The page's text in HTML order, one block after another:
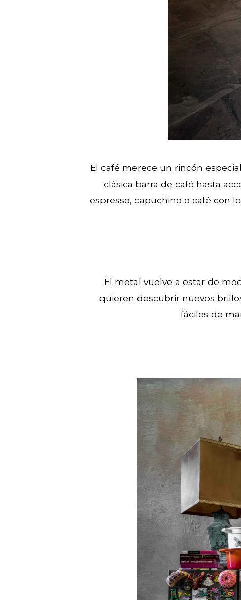
El café merece un rincón
clásica barra de café hasta
espresso, capuchino o café con
El metal vuelve a estar de
quieren descubrir nuevos
fáciles de